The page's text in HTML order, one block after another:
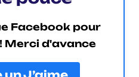
Facebook pour
Merci d'avance
un J’aime